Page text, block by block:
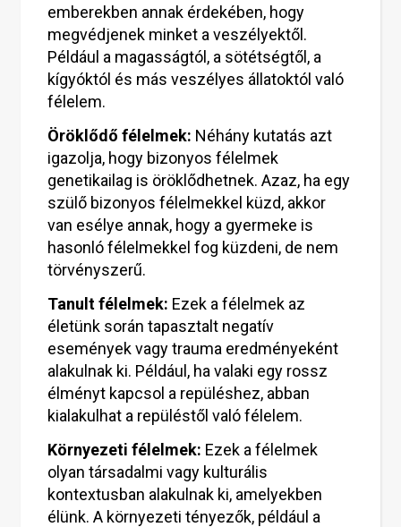
emberekben annak érdekében, hogy
megvédjenek minket a veszélyektől.
Például a magasságtól, a sötétségtől, a
kígyóktól és más veszélyes állatoktól való
félelem.
Öröklődő félelmek: Néhány kutatás azt
igazolja, hogy bizonyos félelmek
genetikailag is öröklődhetnek. Azaz, ha egy
szülő bizonyos félelmekkel küzd, akkor
van esélye annak, hogy a gyermeke is
hasonló félelmekkel fog küzdeni, de nem
törvényszerű.
Tanult félelmek: Ezek a félelmek az
életünk során tapasztalt negatív
események vagy trauma eredményeként
alakulnak ki. Például, ha valaki egy rossz
élményt kapcsol a repüléshez, abban
kialakulhat a repüléstől való félelem.
Környezeti félelmek: Ezek a félelmek
olyan társadalmi vagy kulturális
kontextusban alakulnak ki, amelyekben
élünk. A környezeti tényezők, például a